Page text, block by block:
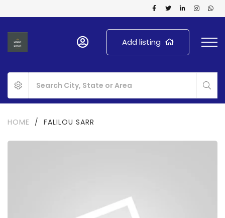
Add listing
HOME / FALILOU SARR